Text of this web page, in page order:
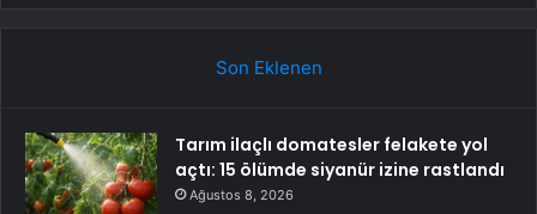
Son Eklenen
Tarım ilaçlı domatesler felakete yol
açtı: 15 ölümde siyanür izine rastlandı
Ağustos 8, 2026